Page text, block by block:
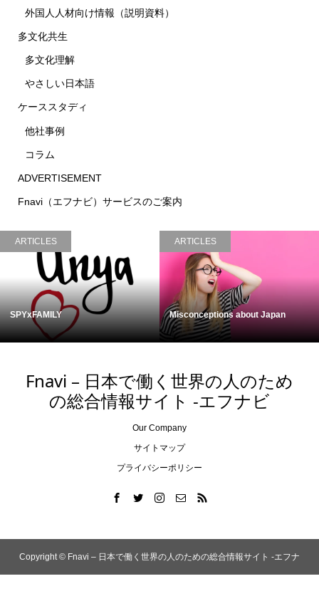
外国人人材向け情報（説明資料）
多文化共生
多文化理解
やさしい日本語
ケーススタディ
他社事例
コラム
ADVERTISEMENT
Fnavi（エフナビ）サービスのご案内
Japan Cycling in Japan Kumejima, Okinawa
Fnavi – 日本で働く世界の人のため
の総合情報サイト -エフナビ
Our Company
サイトマップ
プライバシーポリシー
Copyright © Fnavi – 日本で働く世界の人のための総合情報サイト -エフナ